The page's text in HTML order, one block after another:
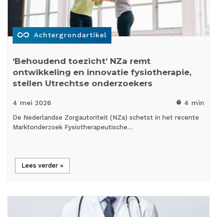
all_inclusive Achtergrondartikel
‘Behoudend toezicht’ NZa remt
ontwikkeling en innovatie fysiotherapie,
stellen Utrechtse onderzoekers
4 mei 2026 timer 4 min
De Nederlandse Zorgautoriteit (NZa) schetst in het recente
Marktonderzoek Fysiotherapeutische…
Lees verder »